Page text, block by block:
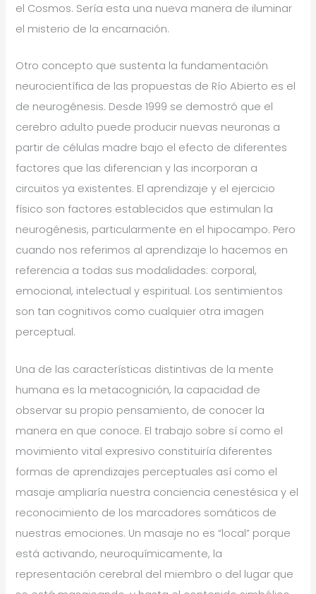
el Cosmos. Sería esta una nueva manera de iluminar
el misterio de la encarnación.
Otro concepto que sustenta la fundamentación
neurocientífica de las propuestas de Río Abierto es el
de neurogénesis. Desde 1999 se demostró que el
cerebro adulto puede producir nuevas neuronas a
partir de células madre bajo el efecto de diferentes
factores que las diferencian y las incorporan a
circuitos ya existentes. El aprendizaje y el ejercicio
físico son factores establecidos que estimulan la
neurogénesis, particularmente en el hipocampo. Pero
cuando nos referimos al aprendizaje lo hacemos en
referencia a todas sus modalidades: corporal,
emocional, intelectual y espiritual. Los sentimientos
son tan cognitivos como cualquier otra imagen
perceptual.
Una de las características distintivas de la mente
humana es la metacognición, la capacidad de
observar su propio pensamiento, de conocer la
manera en que conoce. El trabajo sobre sí como el
movimiento vital expresivo constituiría diferentes
formas de aprendizajes perceptuales así como el
masaje ampliaría nuestra conciencia cenestésica y el
reconocimiento de los marcadores somáticos de
nuestras emociones. Un masaje no es “local” porque
está activando, neuroquímicamente, la
representación cerebral del miembro o del lugar que